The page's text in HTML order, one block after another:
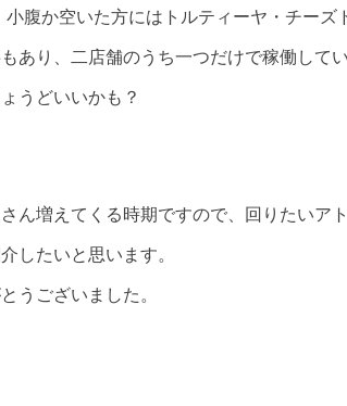
腹か空いた方にはトルティーヤ・チーズ
あり、二店舗のうち一つだけで稼働して
うどいいかも？
ん増えてくる時期ですので、回りたいア
したいと思います。
うございました。